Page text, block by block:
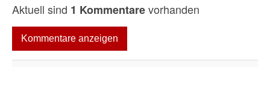
Aktuell sind 1 Kommentarevorhanden
Kommentare anzeigen